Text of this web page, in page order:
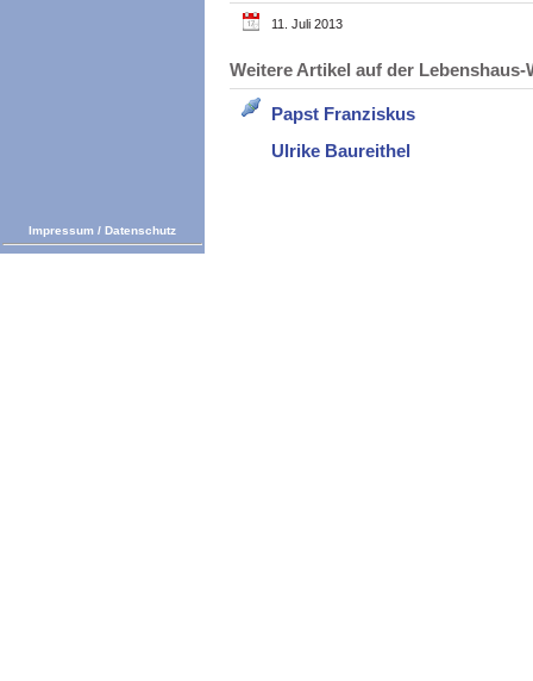
11. Juli 2013
Weitere Artikel auf der
Papst Franziskus
Ulrike Baureithel
Impressum / Datenschutz